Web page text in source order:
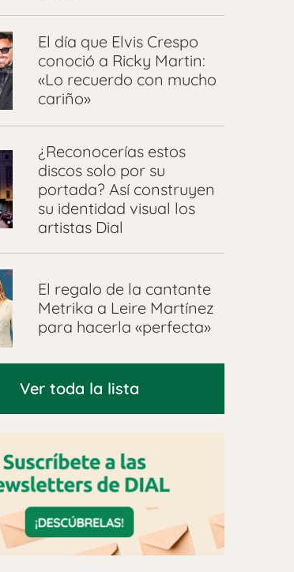
El día que Elvis Crespo
conoció a Ricky Martin:
«Lo recuerdo con mucho
cariño»
¿Reconocerías estos
discos solo por su
portada? Así construyen
su identidad visual los
artistas Dial
El regalo de la cantante
Metrika a Leire Martínez
para hacerla «perfecta»
Ver toda la lista